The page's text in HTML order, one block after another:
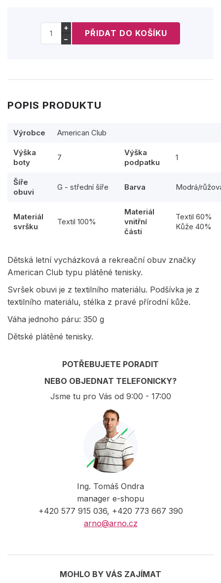
+
−
POPIS PRODUKTU
Výrobce American Club
Výška
boty
7
Výška
podpatku
1
Šíře
obuvi
G - střední šíře Barva Modrá/
Materiál
svršku
Textil 100%
Materiál
vnitřní
části
Textil 60%
Kůže 40%
Dětská letní vycházková a rekreační obuv značky
American Club typu plátěné tenisky.
Svršek obuvi je z textilního materiálu. Podšívka je z
textilního materiálu, stélka z pravé přírodní kůže.
Váha jednoho páru: 350 g
Dětské plátěné tenisky.
POTŘEBUJETE PORADIT
NEBO OBJEDNAT TELEFONICKY?
Jsme tu pro Vás od 9:00 - 17:00
Ing. Tomáš Ondra
manager e-shopu
+420 577 915 036, +420 773 667 390
arno@arno.cz
MOHLO BY VÁS ZAJÍMAT